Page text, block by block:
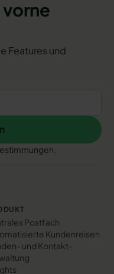
Features und
Postfach
Kundenreisen
und Kontakt­